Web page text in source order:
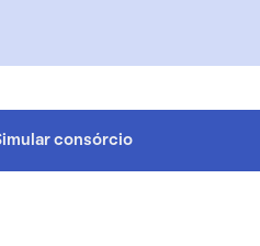
consórcio